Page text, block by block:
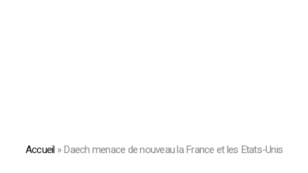
Accueil »Daech menace de nouveau la France et les Etats-Unis